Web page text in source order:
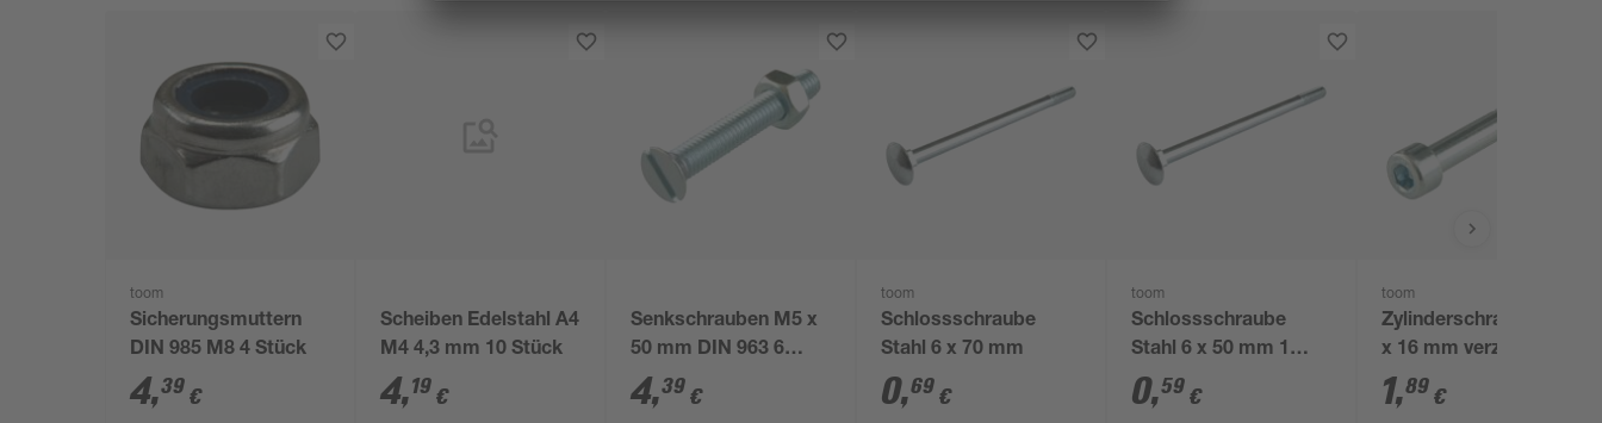
toom
Sicherungsmuttern
DIN 985 M8 4 Stück
4,39 €
Scheiben Edelstahl A4
M4 4,3 mm 10 Stück
4,19 €
Senkschrauben M5 x
50 mm DIN 963 6
Stück
4,39 €
toom
Schlossschraube
Stahl 6 x 70 mm
0,69 €
toom
Schlossschraube
Stahl 6 x 50 mm 1
Stück
0,59 €
toom
Zylinderschrauben M6
x 16 mm verzinkt, 6
Stück
1,89 €